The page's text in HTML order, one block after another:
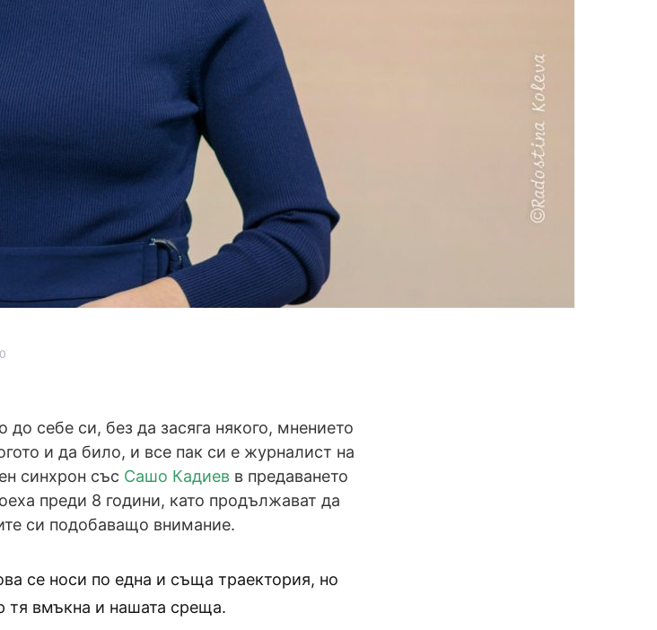
себе си, без да засяга някого, мнението
и да било, и все пак си е журналист на
синхрон със Сашо Кадиев в предаването
преди 8 години, като продължават да
си подобаващо внимание.
се носи по една и съща траектория, но
тя вмъкна и нашата среща.